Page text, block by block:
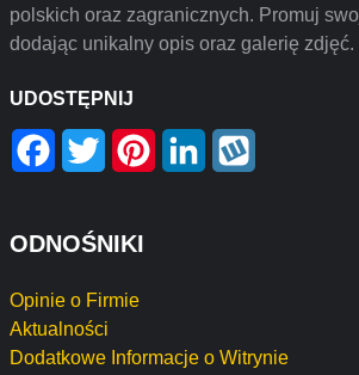
polskich oraz zagranicznych. Promuj
dodając unikalny opis oraz galerię zdjęć.
UDOSTĘPNIJ
Facebook
Twitter PinterestLinkedIn
ODNOŚNIKI
Opinie o Firmie
Aktualności
Dodatkowe Informacje o Witrynie